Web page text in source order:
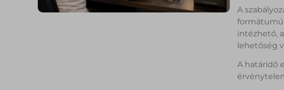
A
formátumú
intézhető,
lehetőség
A határidő